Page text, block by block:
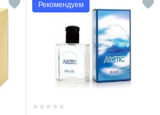
Рекомендуем